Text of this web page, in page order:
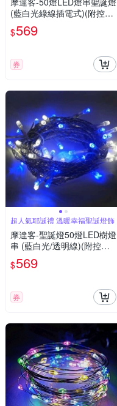
(藍白光綠線插電式)(附控制
器)(高亮度又省電)
$569
券
超人氣耶誕禮 溫暖幸福聖誕燈飾
摩達客-聖誕燈50燈LED樹燈
串 (藍白光/透明線)(附控制
器跳機)高亮度又省電
$569
券